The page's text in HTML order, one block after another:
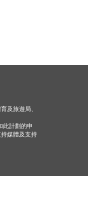
及旅遊局、
此計劃的申
媒體及支持